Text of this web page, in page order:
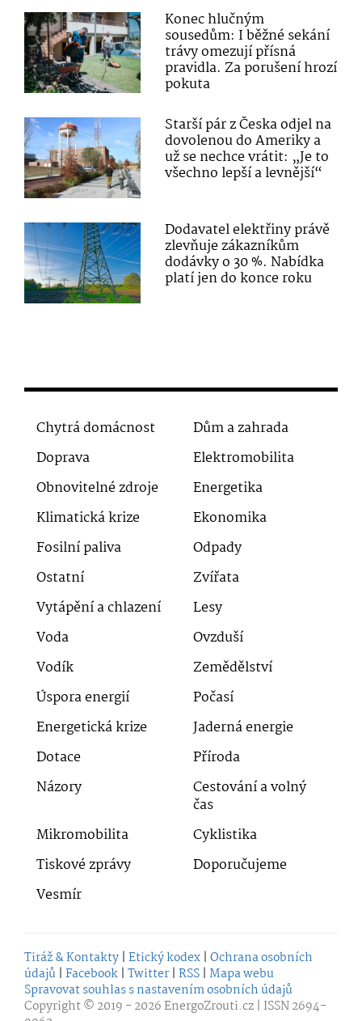
Konec hlučným
sousedům: I běžné sekání
trávy omezují přísná
pravidla. Za porušení hrozí
pokuta
Starší pár z Česka odjel na
dovolenou do Ameriky a
už se nechce vrátit: „Je to
všechno lepší a levnější“
Dodavatel elektřiny právě
zlevňuje zákazníkům
dodávky o 30 %. Nabídka
platí jen do konce roku
Chytrá domácnost
Dům a zahrada
Doprava
Elektromobilita
Obnovitelné zdroje
Energetika
Klimatická krize
Ekonomika
Fosilní paliva
Odpady
Ostatní
Zvířata
Vytápění a chlazení
Lesy
Voda
Ovzduší
Vodík
Zemědělství
Úspora energií
Počasí
Energetická krize
Jaderná energie
Dotace
Příroda
Názory
Cestování a volný
čas
Mikromobilita
Cyklistika
Tiskové zprávy
Doporučujeme
Vesmír
Tiráž & Kontakty | Etický kodex | Ochrana osobních
údajů | Facebook | Twitter | RSS | Mapa webu
Spravovat souhlas s nastavením osobních údajů
Copyright © 2019 - 2026EnergoZrouti.cz | ISSN 2694-